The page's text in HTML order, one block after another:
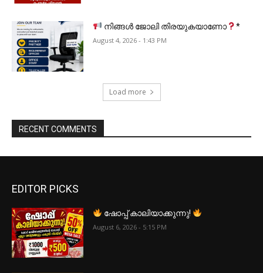
നിങ്ങൾ ജോലി തിരയുകയാണോ *
August 4, 2026 - 1:43 PM
Load more
RECENT COMMENTS
EDITOR PICKS
ഷോപ്പ് കാലിയാക്കുന്നു!
August 6, 2026 - 5:15 PM